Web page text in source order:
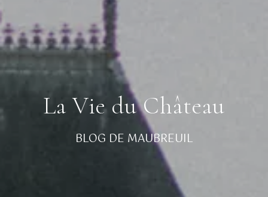
La Vie du Château
BLOG DE MAUBREUIL